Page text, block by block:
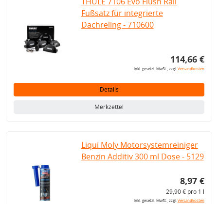
Fußsatz für integrierte
Dachreling - 710600
114,66 €
inkl. gesetzl. MwSt., zzgl.Versandkosten
Details
Merkzettel
Liqui Moly Motorsystemreiniger
Benzin Additiv 300 ml Dose - 5129
8,97 €
29,90 € pro 1 l
inkl. gesetzl. MwSt., zzgl.Versandkosten